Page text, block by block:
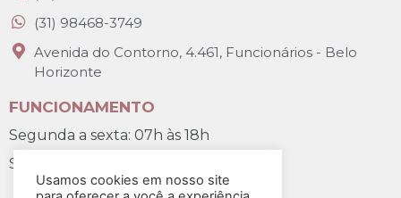
(31) 98468-3749
Avenida do Contorno, 4.461, Funcionários - Belo
Horizonte
FUNCIONAMENTO
Segunda a sexta: 07h às 18h
Sábado: 07h30 às 12h
Usamos cookies em nosso site